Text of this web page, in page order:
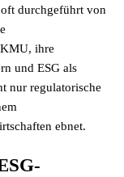
durchgeführt von
ihre
und ESG als
nur regulatorische
ebnet.